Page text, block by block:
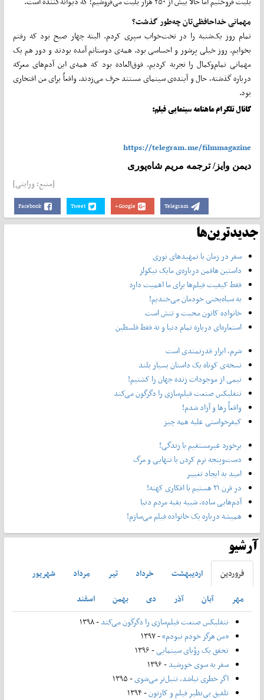
مهمانی خداحافظی‌تان چه‌طور گذشت؟
تمام روز یک‌شنبه را در تخت‌خواب سپری کردم. البته چهار صبح بود که رفتم
بخوابم. روز خیلی پرشور و احساسی بود. همه‌ی دوستانم آمده بودند و دور هم یک
مهمانی تمام‌وکمال را تجربه کردیم. فوق‌العاده بود که همه‌ی این آدم‌های معرکه
درباره گذشته، حال و آینده‌ی سینمای مستند حرف می‌زدند. واقعاً برای من افتخاری
بود.
کانال تلگرام ماهنامه سینمایی فیلم:
https://telegram.me/filmmagazine
دیمن وایز/ ترجمه مریم شاه‌پوری
[منبع: ورایتی]
Facebook Tweet Google+ Telegram
جدیدترین‌ها
سفر در زمان با تمهیدهای نوری
داستین هافمن درباره‌ی مایک نیکولز
فقط کیفیت فیلم‌ها برای ما اهمیت دارد
به سیاه‌بختی خودمان می‌خندیم!
خانواده کانون محبت و تنش است
استعاره‌ای درباره تمام دنیا و نه فقط فلسطین
شرم، ابزار قدرتمندی است
نسخه‌ی کوتاه یک داستان بسیار بلند
نیمی از موجودات زنده جهان را کشتیم!
نتفلیکس صنعت فیلم‌سازی را دگرگون می‌کند
واقعاً رها و آزاد شدم!
کیفرخواستی علیه همه چیز
برخورد غیرمستقیم با زندگی!
دست‌وپنجه نرم کردن با تنهایی و مرگ
امید به ایجاد تغییر
در قرن ۲۱ هستیم با افکاری کهنه!
آدم‌هایی ساده، شبیه بقیه مردم دنیا
همیشه درباره یک خانواده فیلم می‌سازم!
آرشیو
فروردين ارديبهشت خرداد تير مرداد
شهريور
مهر
آبان آذر دی بهمن
اسفند
نتفلیکس صنعت فیلم‌سازی را دگرگون می‌کند- ۱۳۹۸
«من هرگز خودم نبودم»- ۱۳۹۷
تحقق یک رؤیای سینمایی- ۱۳۹۶
سفر به سوی خورشید- ۱۳۹۶
اگر خطری نباشد، تنبل‌تر می‌شوی- ۱۳۹۵
تلفیق بی‌نظیر فیلم و کارتون- ۱۳۹۴